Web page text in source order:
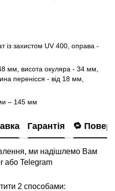
із захистом UV 400, оправа -
мм, висота окуляра - 34 мм,
перенісся - від 18 мм,
– 145 мм
Гарантія 🔁
ми надішлемо Вам
або Telegram
2 способами: